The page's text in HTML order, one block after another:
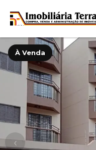
À Venda
‹